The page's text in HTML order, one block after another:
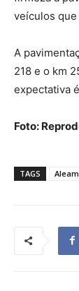
veículos
A
218 e o km
expectativa
Foto:
TAGS Aleam